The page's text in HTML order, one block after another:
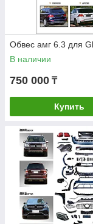
Обвес амг 6.3 для
В наличии
750 000 ₸
Купить